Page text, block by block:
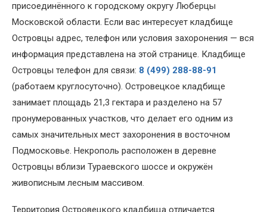
присоединённого к городскому округу Люберцы
Московской области. Если вас интересует кладбище
Островцы адрес, телефон или условия захоронения — вся
информация представлена на этой странице. Кладбище
Островцы телефон для связи: 8 (499) 288-88-91
(работаем круглосуточно). Островецкое кладбище
занимает площадь 21,3 гектара и разделено на 57
пронумерованных участков, что делает его одним из
самых значительных мест захоронения в восточном
Подмосковье. Некрополь расположен в деревне
Островцы вблизи Тураевского шоссе и окружён
живописным лесным массивом.
Территория Островецкого кладбища отличается